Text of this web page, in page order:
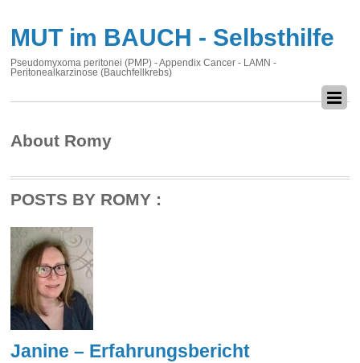
MUT im BAUCH - Selbsthilfe
Pseudomyxoma peritonei (PMP) - Appendix Cancer - LAMN -
Peritonealkarzinose (Bauchfellkrebs)
About Romy
POSTS BY ROMY :
Janine – Erfahrungsbericht